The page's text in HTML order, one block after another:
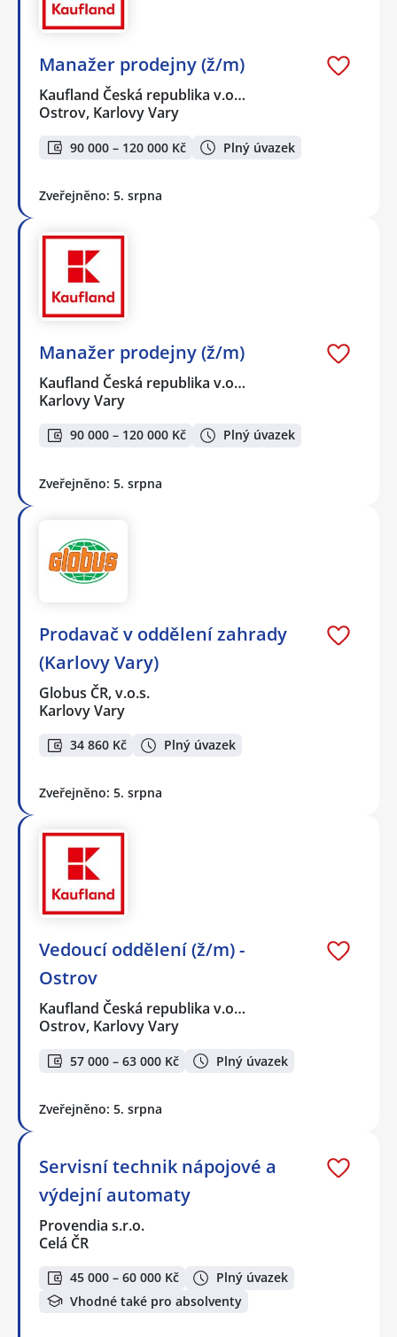
Manažer prodejny (ž/m)
Kaufland Česká republika v.o…
Ostrov, Karlovy Vary
90 000 – 120 000 Kč Plný úvazek
Zveřejněno: 5. srpna
Manažer prodejny (ž/m)
Kaufland Česká republika v.o…
Karlovy Vary
90 000 – 120 000 Kč Plný úvazek
Zveřejněno: 5. srpna
Prodavač v oddělení zahrady
(Karlovy Vary)
Globus ČR, v.o.s.
Karlovy Vary
34 860 Kč Plný úvazek
Zveřejněno: 5. srpna
Vedoucí oddělení (ž/m) -
Ostrov
Kaufland Česká republika v.o…
Ostrov, Karlovy Vary
57 000 – 63 000 Kč Plný úvazek
Zveřejněno: 5. srpna
Servisní technik nápojové a
výdejní automaty
Provendia s.r.o.
Celá ČR
45 000 – 60 000 Kč
Plný úvazek
Vhodné také pro absolventy